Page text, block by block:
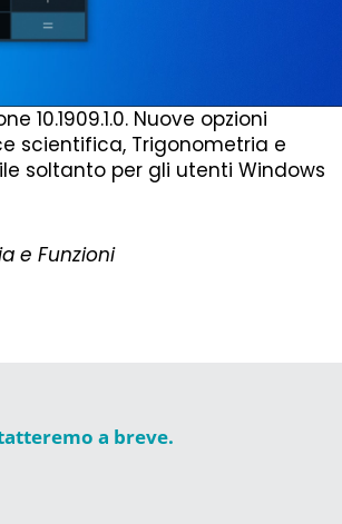
10.1909.1.0. Nuove opzioni
scientifica, Trigonometria e
soltanto per gli utenti Windows
e Funzioni
a breve.